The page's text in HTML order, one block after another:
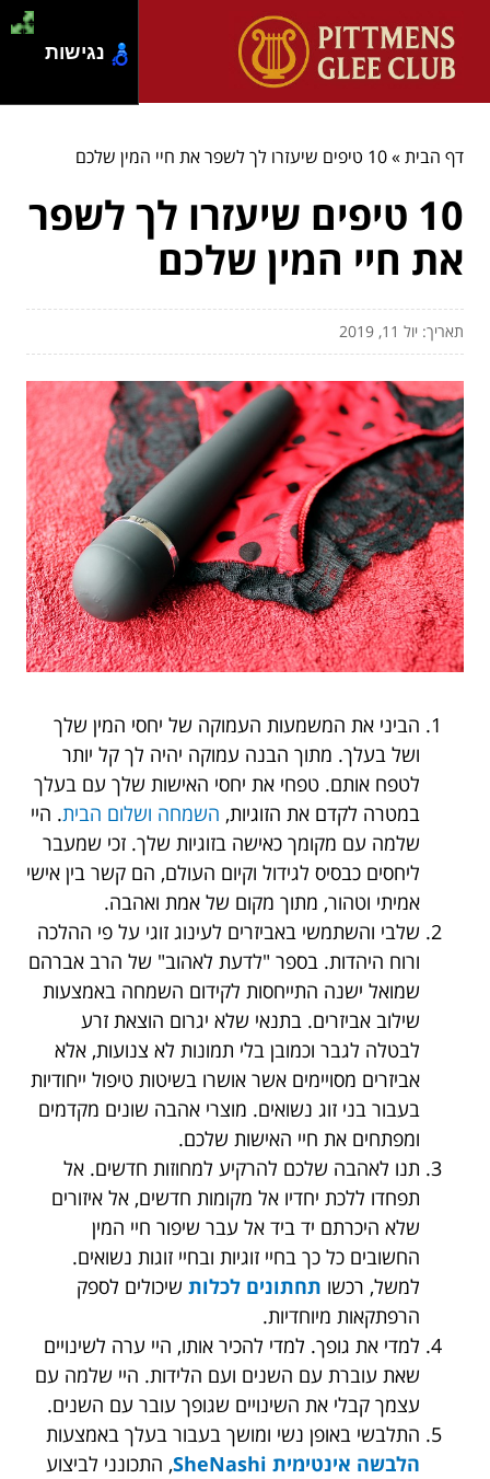
דף הבית»10 טיפים שיעזרו לך לשפר את חיי המין שלכם
10 טיפים שיעזרו לך לשפר
את חיי המין שלכם
תאריך: יול 11, 2019
הביני את המשמעות העמוקה של יחסי המין שלך
ושל בעלך. מתוך הבנה עמוקה יהיה לך קל יותר
לטפח אותם. טפחי את יחסי האישות שלך עם בעלך
במטרה לקדם את הזוגיות, השמחה ושלום הבית. היי
שלמה עם מקומך כאישה בזוגיות שלך. זכי שמעבר
ליחסים כבסיס לגידול וקיום העולם, הם קשר בין אישי
אמיתי וטהור, מתוך מקום של אמת ואהבה.
שלבי והשתמשי באביזרים לעינוג זוגי על פי ההלכה
ורוח היהדות. בספר "לדעת לאהוב" של הרב אברהם
שמואל ישנה התייחסות לקידום השמחה באמצעות
שילוב אביזרים. בתנאי שלא יגרום הוצאת זרע
לבטלה לגבר וכמובן בלי תמונות לא צנועות, אלא
אביזרים מסויימים אשר אושרו בשיטות טיפול ייחודיות
בעבור בני זוג נשואים. מוצרי אהבה שונים מקדמים
ומפתחים את חיי האישות שלכם.
תנו לאהבה שלכם להרקיע למחוזות חדשים. אל
תפחדו ללכת יחדיו אל מקומות חדשים, אל איזורים
שלא היכרתם יד ביד אל עבר שיפור חיי המין
החשובים כל כך בחיי זוגיות ובחיי זוגות נשואים.
למשל, רכשו תחתונים לכלות שיכולים לספק
הרפתקאות מיוחדיות.
למדי את גופך. למדי להכיר אותו, היי ערה לשינויים
שאת עוברת עם השנים ועם הלידות. היי שלמה עם
עצמך קבלי את השינויים שגופך עובר עם השנים.
התלבשי באופן נשי ומושך בעבור בעלך באמצעות
הלבשה אינטימית SheNashi
, התכונני לביצוע
נגישות